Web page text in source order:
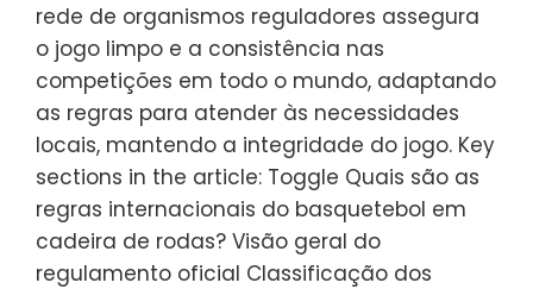
rede de organismos reguladores assegura
o jogo limpo e a consistência nas
competições em todo o mundo, adaptando
as regras para atender às necessidades
locais, mantendo a integridade do jogo. Key
sections in the article: Toggle Quais são as
regras internacionais do basquetebol em
cadeira de rodas? Visão geral do
regulamento oficial Classificação dos